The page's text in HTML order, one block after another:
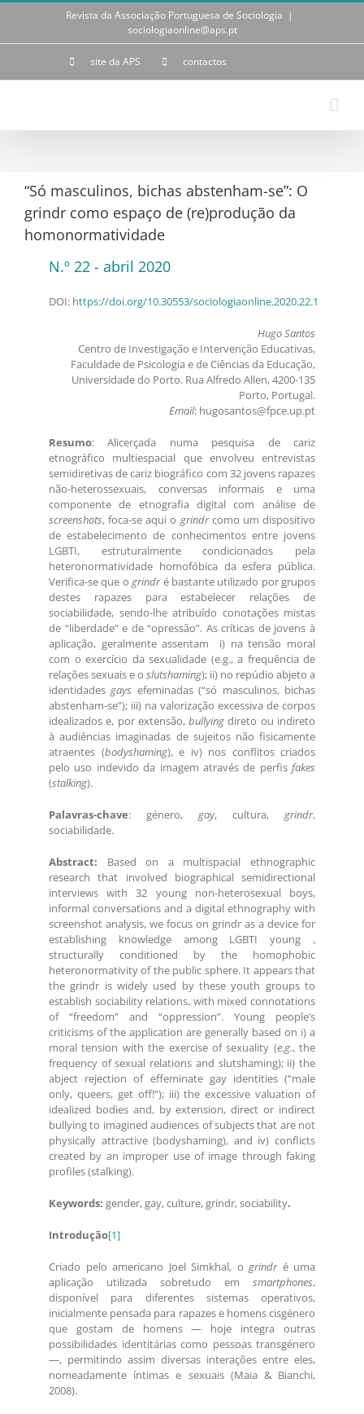
Skip
Revista da Associação Portuguesa de Sociologia |
sociologiaonline@aps.pt
site da APS contactos
“Só masculinos, bichas abstenham-se”: O
grindr como espaço de (re)produção da
homonormatividade
N.º 22 - abril 2020
DOI: https://doi.org/10.30553/sociologiaonline.2020.22.1
Hugo Santos
Centro de Investigação e Intervenção Educativas,
Faculdade de Psicologia e de Ciências da Educação,
Universidade do Porto. Rua Alfredo Allen, 4200-135
Porto, Portugal.
Email: hugosantos@fpce.up.pt
Resumo: Alicerçada numa pesquisa de cariz
etnográfico multiespacial que envolveu entrevistas
semidiretivas de cariz biográfico com 32 jovens rapazes
não-heterossexuais, conversas informais e uma
componente de etnografia digital com análise de
screenshots, foca-se aqui o grindrcomo um dispositivo
de estabelecimento de conhecimentos entre jovens
LGBTI, estruturalmente condicionados pela
heteronormatividade homofóbica da esfera pública.
Verifica-se que ogrindré bastante utilizado por grupos
destes rapazes para estabelecer relações de
sociabilidade, sendo-lhe atribuído conotações mistas
de “liberdade” e de “opressão”. As críticas de jovens à
aplicação, geralmente assentam i) na tensão moral
com o exercício da sexualidade (e.g., a frequência de
relações sexuais e o slutshaming); ii) no repúdio abjeto a
identidadesgays efeminadas (“só masculinos, bichas
abstenham-se”); iii) na valorização excessiva de corpos
idealizados e, por extensão,bullying direto ou indireto
à audiências imaginadas de sujeitos não fisicamente
atraentes (bodyshaming), e iv) nos conflitos criados
pelo uso indevido da imagem através de perfis fakes
(stalking).
Palavras-chave: género, gay, cultura, grindr,
sociabilidade.
Abstract: Based on a multispacial ethnographic
research that involved biographical semidirectional
interviews with 32 young non-heterosexual boys,
informal conversations and a digital ethnography with
screenshot analysis, we focus on grindr as a device for
establishing knowledge among LGBTI young ,
structurally conditioned by the homophobic
heteronormativity of the public sphere. It appears that
the grindr is widely used by these youth groups to
establish sociability relations, with mixed connotations
of “freedom” and “oppression”. Young people’s
criticisms of the application are generally based on i) a
moral tension with the exercise of sexuality (e.g., the
frequency of sexual relations and slutshaming); ii) the
abject rejection of effeminate gay identities (“male
only, queers, get off!”); iii) the excessive valuation of
idealized bodies and, by extension, direct or indirect
bullying to imagined audiences of subjects that are not
physically attractive (bodyshaming), and iv) conflicts
created by an improper use of image through faking
profiles (stalking).
Keywords: gender, gay, culture, grindr, sociability.
Introdução[1]
Criado pelo americano Joel Simkhal, o grindr é uma
aplicação utilizada sobretudo em smartphones,
disponível para diferentes sistemas operativos,
inicialmente pensada para rapazes e homens cisgénero
que gostam de homens — hoje integra outras
possibilidades identitárias como pessoas transgénero
—, permitindo assim diversas interações entre eles,
nomeadamente íntimas e sexuais (Maia & Bianchi,
2008).